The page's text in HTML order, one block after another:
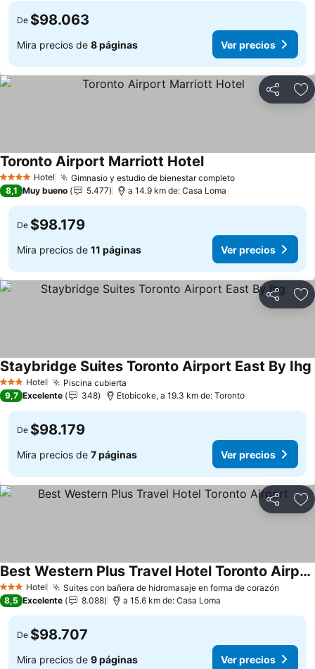
De $98.063
Mira precios de 8 páginas Ver precios
Compartir
4 EstrellasHotel Gimnasio y estudio de bienestar completoVer precios
Toronto Airport Marriott HotelVer precios
8,1 Muy bueno 5.477 a 14.9 km de: Casa Loma
De $98.179
Mira precios de 11 páginas Ver precios
Compartir
3 Estrellas
Hotel Piscina cubierta
Staybridge Suites Toronto Airport East By Ihg
9,7 Excelente 348 Etobicoke, a 19.3 km de: Toronto
De $98.179
Mira precios de 7 páginas Ver precios
Compartir
3 Estrellas
Hotel Suites con bañera de hidromasaje en forma de corazón
Best Western Plus Travel Hotel Toronto Airport
Ver precios
8,5 Excelente 8.088 a 15.6 km de: Casa Loma
De $98.707
Mira precios de 9 páginas Ver precios